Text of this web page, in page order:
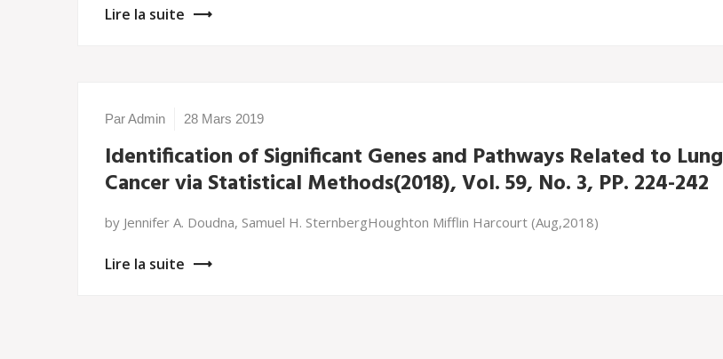
Lire la suite
Par Admin 28 Mars 2019
Identification of Significant Genes and Pathways Related to Lung
Cancer via Statistical Methods(2018), Vol. 59, No. 3, PP. 224-242
by Jennifer A. Doudna, Samuel H. SternbergHoughton Mifflin Harcourt (Aug,2018)
Lire la suite